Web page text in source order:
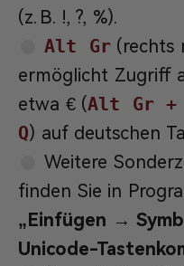
(z. B. !, ?, %).
Alt Gr(rechts
ermöglicht Zugriff
etwa € (Alt Gr +
Q) auf deutschen
Weitere
finden Sie in
„Einfügen →
Unicode-